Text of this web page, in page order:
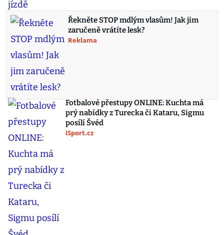
Řekněte STOP mdlým vlasům! Jak jim
zaručeně vrátíte lesk?
Reklama
Fotbalové přestupy ONLINE: Kuchta má
prý nabídky z Turecka či Kataru, Sigmu
posílí Švéd
iSport.cz